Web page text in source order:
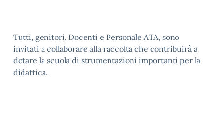
Tutti, genitori, Docenti e Personale ATA, sono
invitati a collaborare alla raccolta che contribuirà a
dotare la scuola di strumentazioni importanti per la
didattica.